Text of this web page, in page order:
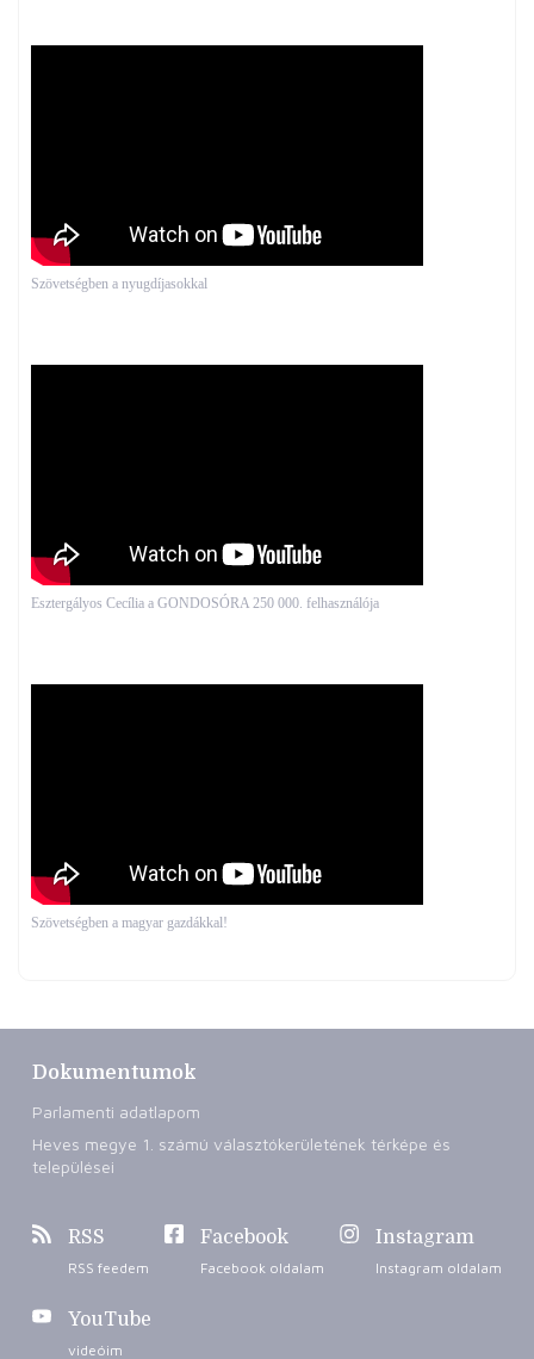
Szövetségben a nyugdíjasokkal
Esztergályos Cecília a GONDOSÓRA 250 000. felhasználója
Szövetségben a magyar gazdákkal!
Dokumentumok
Parlamenti adatlapom
Heves megye 1. számú választókerületének térképe és
települései
RSS
RSS feedem
Facebook
Facebook oldalam
Instagram
Instagram oldalam
YouTube
videóim